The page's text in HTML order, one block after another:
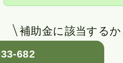
補助金に該当するか
682